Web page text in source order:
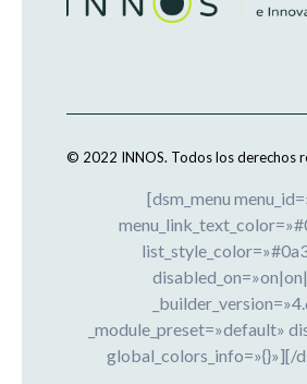
© 2022 INNOS. Todos los derechos
[dsm_menu
_module_preset=»default»
global_colors_info=»{}»][/